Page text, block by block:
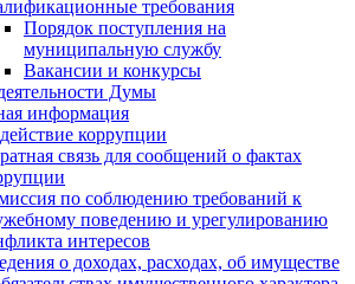
требования
Порядок поступления на
муниципальную службу
Вакансии и конкурсы
Думы
информация
коррупции
связь для сообщений о фактах
по соблюдению требований к
поведению и урегулированию
интересов
о доходах, расходах, об имуществе